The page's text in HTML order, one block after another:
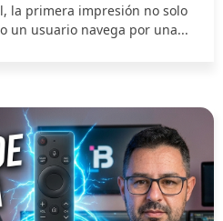
la primera impresión no solo
un usuario navega por una...